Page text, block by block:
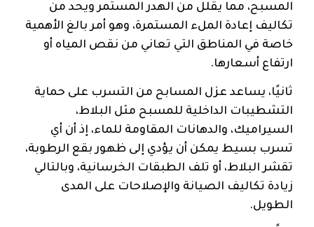
المسبح، مما يقلل من الهدر المستمر ويحد من
تكاليف إعادة الملء المستمرة، وهو أمر بالغ الأهمية
خاصة في المناطق التي تعاني من نقص المياه أو
ارتفاع أسعارها.
ثانيًا، يساعد عزل المسابح من التسرب على حماية
التشطيبات الداخلية للمسبح مثل البلاط،
السيراميك، والدهانات المقاومة للماء، إذ أن أي
تسرب بسيط يمكن أن يؤدي إلى ظهور بقع الرطوبة،
تقشر البلاط، أو تلف الطبقات الخرسانية، وبالتالي
زيادة تكاليف الصيانة والإصلاحات على المدى
الطويل.